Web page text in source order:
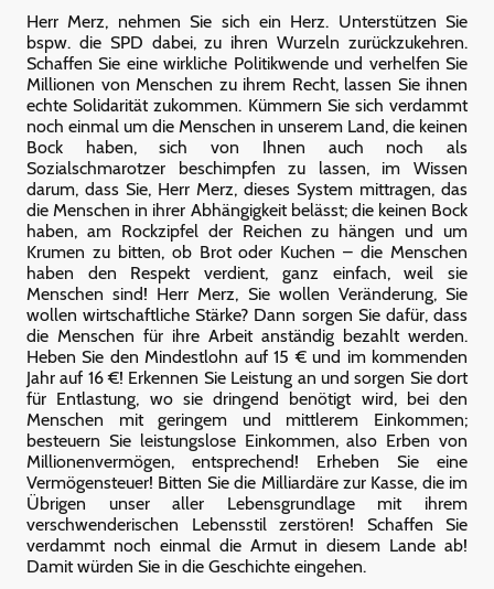
Herr Merz, nehmen Sie sich ein Herz. Unterstützen Sie
bspw. die SPD dabei, zu ihren Wurzeln zurückzukehren.
Schaffen Sie eine wirkliche Politikwende und verhelfen Sie
Millionen von Menschen zu ihrem Recht, lassen Sie ihnen
echte Solidarität zukommen. Kümmern Sie sich verdammt
noch einmal um die Menschen in unserem Land, die keinen
Bock haben, sich von Ihnen auch noch als
Sozialschmarotzer beschimpfen zu lassen, im Wissen
darum, dass Sie, Herr Merz, dieses System mittragen, das
die Menschen in ihrer Abhängigkeit belässt; die keinen Bock
haben, am Rockzipfel der Reichen zu hängen und um
Krumen zu bitten, ob Brot oder Kuchen – die Menschen
haben den Respekt verdient, ganz einfach, weil sie
Menschen sind! Herr Merz, Sie wollen Veränderung, Sie
wollen wirtschaftliche Stärke? Dann sorgen Sie dafür, dass
die Menschen für ihre Arbeit anständig bezahlt werden.
Heben Sie den Mindestlohn auf 15 € und im kommenden
Jahr auf 16 €! Erkennen Sie Leistung an und sorgen Sie dort
für Entlastung, wo sie dringend benötigt wird, bei den
Menschen mit geringem und mittlerem Einkommen;
besteuern Sie leistungslose Einkommen, also Erben von
Millionenvermögen, entsprechend! Erheben Sie eine
Vermögensteuer! Bitten Sie die Milliardäre zur Kasse, die im
Übrigen unser aller Lebensgrundlage mit ihrem
verschwenderischen Lebensstil zerstören! Schaffen Sie
verdammt noch einmal die Armut in diesem Lande ab!
Damit würden Sie in die Geschichte eingehen.